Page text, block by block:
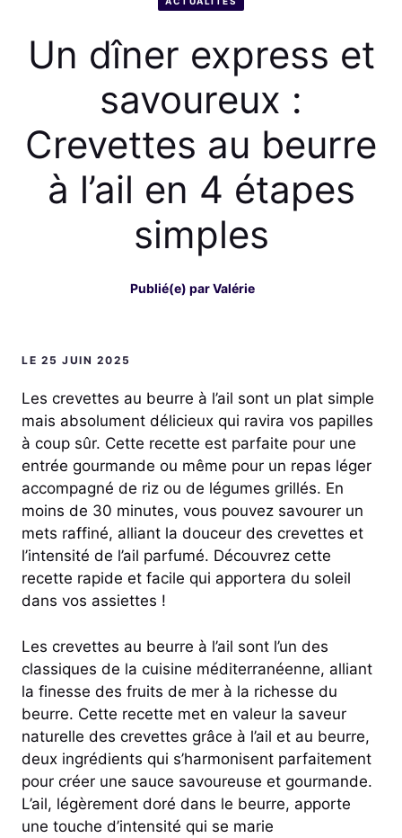
Un dîner express et
savoureux :
Crevettes au beurre
à l’ail en 4 étapes
simples
Publié(e) parValérie
LE 25 JUIN 2025
Les crevettes au beurre à l’ail sont un plat simple
mais absolument délicieux qui ravira vos papilles
à coup sûr. Cette recette est parfaite pour une
entrée gourmande ou même pour un repas léger
accompagné de riz ou de légumes grillés. En
moins de 30 minutes, vous pouvez savourer un
mets raffiné, alliant la douceur des crevettes et
l’intensité de l’ail parfumé. Découvrez cette
recette rapide et facile qui apportera du soleil
dans vos assiettes !
Les crevettes au beurre à l’ail sont l’un des
classiques de la cuisine méditerranéenne, alliant
la finesse des fruits de mer à la richesse du
beurre. Cette recette met en valeur la saveur
naturelle des crevettes grâce à l’ail et au beurre,
deux ingrédients qui s’harmonisent parfaitement
pour créer une sauce savoureuse et gourmande.
L’ail, légèrement doré dans le beurre, apporte
une touche d’intensité qui se marie